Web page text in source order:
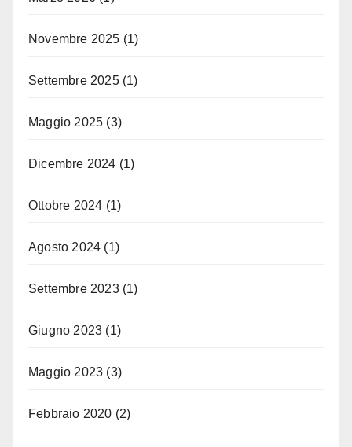
Novembre 2025 (1)
Settembre 2025(1)
Maggio 2025 (3)
Dicembre 2024 (1)
Ottobre 2024 (1)
Agosto 2024 (1)
Settembre 2023(1)
Giugno 2023 (1)
Maggio 2023 (3)
Febbraio 2020 (2)